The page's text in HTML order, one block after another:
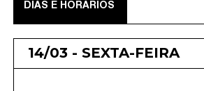
DIAS E HORÁRIOS
14/03 - SEXTA-FEIRA